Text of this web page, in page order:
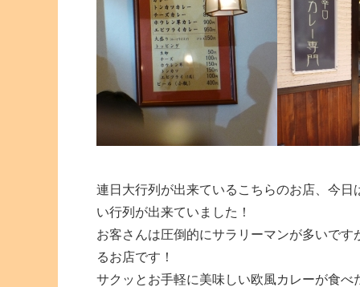
連日大行列が出来ているこちらのお店、今
い行列が出来ていました！
お客さんは圧倒的にサラリーマンが多いで
るお店です！
サクッとお手軽に美味しい欧風カレーが食